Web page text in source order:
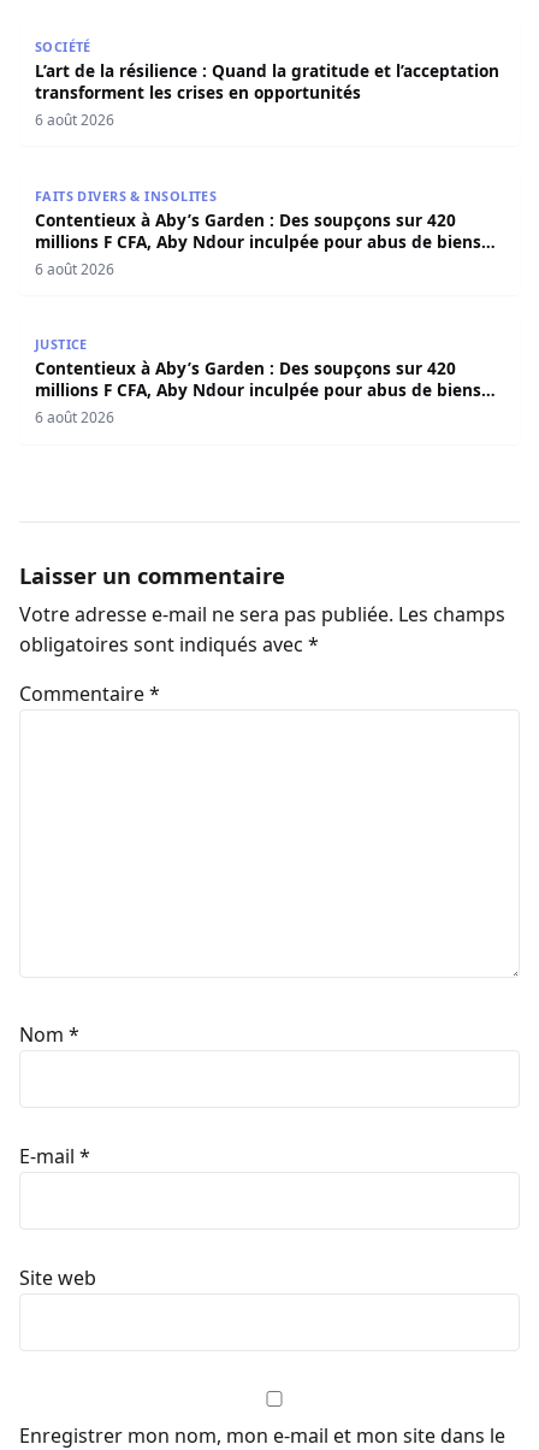
SOCIÉTÉ
L’art de la résilience : Quand la gratitude et l’acceptation
transforment les crises en opportunités
6 août 2026
FAITS DIVERS & INSOLITES
Contentieux à Aby’s Garden : Des soupçons sur 420
millions F CFA, Aby Ndour inculpée pour abus de biens
sociaux
6 août 2026
JUSTICE
Contentieux à Aby’s Garden : Des soupçons sur 420
millions F CFA, Aby Ndour inculpée pour abus de biens
sociaux
6 août 2026
Laisser un commentaire
Votre adresse e-mail ne sera pas publiée. Les champs
obligatoires sont indiqués avec *
Commentaire*
Nom *
E-mail *
Site web
Enregistrer mon nom, mon e-mail et mon site dans le